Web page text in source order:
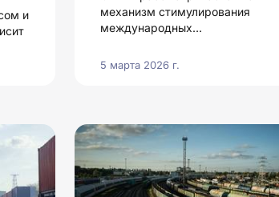
и
механизм стимулирования
международных
5 марта 2026 г.